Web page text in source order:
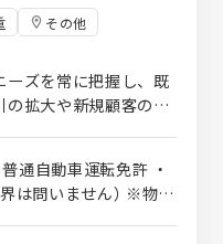
その他
ズを常に把握し、既
拡大や新規顧客の獲
提案書、見積作成
通自動車運転免許 ・
は問いません） ※物流